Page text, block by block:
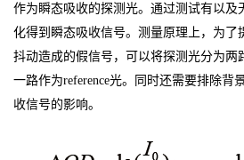
作为瞬态吸收的探测光。通过测试有以及
化得到瞬态吸收信号。测量原理上，为了
抖动造成的假信号，可以将探测光分为两
一路作为reference光。同时还需要排除背
收信号的影响。